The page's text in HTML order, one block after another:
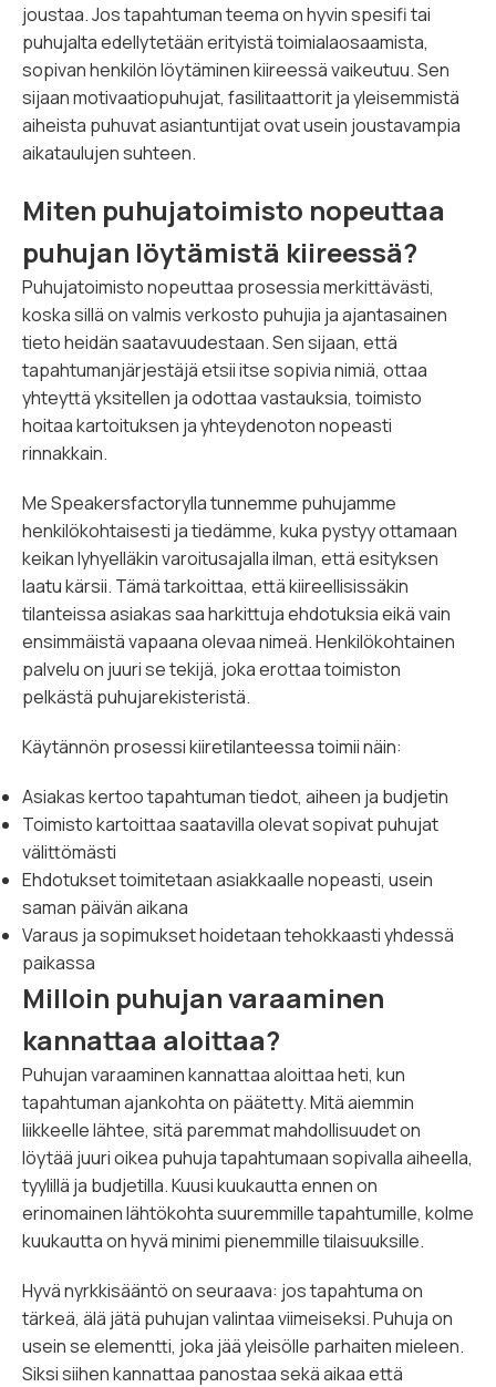
joustaa. Jos tapahtuman teema on hyvin spesifi tai
puhujalta edellytetään erityistä toimialaosaamista,
sopivan henkilön löytäminen kiireessä vaikeutuu. Sen
sijaan motivaatiopuhujat, fasilitaattorit ja yleisemmistä
aiheista puhuvat asiantuntijat ovat usein joustavampia
aikataulujen suhteen.
Miten puhujatoimisto nopeuttaa
puhujan löytämistä kiireessä?
Puhujatoimisto nopeuttaa prosessia merkittävästi,
koska sillä on valmis verkosto puhujia ja ajantasainen
tieto heidän saatavuudestaan. Sen sijaan, että
tapahtumanjärjestäjä etsii itse sopivia nimiä, ottaa
yhteyttä yksitellen ja odottaa vastauksia, toimisto
hoitaa kartoituksen ja yhteydenoton nopeasti
rinnakkain.
Me Speakersfactorylla tunnemme puhujamme
henkilökohtaisesti ja tiedämme, kuka pystyy ottamaan
keikan lyhyelläkin varoitusajalla ilman, että esityksen
laatu kärsii. Tämä tarkoittaa, että kiireellisissäkin
tilanteissa asiakas saa harkittuja ehdotuksia eikä vain
ensimmäistä vapaana olevaa nimeä. Henkilökohtainen
palvelu on juuri se tekijä, joka erottaa toimiston
pelkästä puhujarekisteristä.
Käytännön prosessi kiiretilanteessa toimii näin:
Asiakas kertoo tapahtuman tiedot, aiheen ja budjetin
Toimisto kartoittaa saatavilla olevat sopivat puhujat
välittömästi
Ehdotukset toimitetaan asiakkaalle nopeasti, usein
saman päivän aikana
Varaus ja sopimukset hoidetaan tehokkaasti yhdessä
paikassa
Milloin puhujan varaaminen
kannattaa aloittaa?
Puhujan varaaminen kannattaa aloittaa heti, kun
tapahtuman ajankohta on päätetty. Mitä aiemmin
liikkeelle lähtee, sitä paremmat mahdollisuudet on
löytää juuri oikea puhuja tapahtumaan sopivalla aiheella,
tyylillä ja budjetilla. Kuusi kuukautta ennen on
erinomainen lähtökohta suuremmille tapahtumille, kolme
kuukautta on hyvä minimi pienemmille tilaisuuksille.
Hyvä nyrkkisääntö on seuraava: jos tapahtuma on
tärkeä, älä jätä puhujan valintaa viimeiseksi. Puhuja on
usein se elementti, joka jää yleisölle parhaiten mieleen.
Siksi siihen kannattaa panostaa sekä aikaa että